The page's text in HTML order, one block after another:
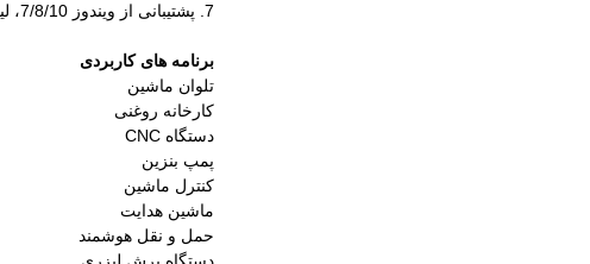
7. پشتیبانی از ویندوز 7/8/10، لینوکس.
برنامه های کاربردی
تلوان ماشین
کارخانه روغنی
دستگاه CNC
پمپ بنزین
کنترل ماشین
ماشین هدایت
حمل و نقل هوشمند